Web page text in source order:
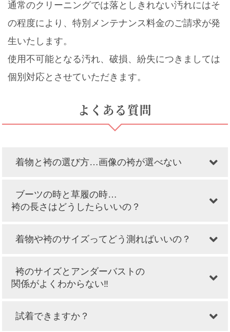
通常のクリーニングでは落としきれない汚れにはそ
の程度により、特別メンテナンス料金のご請求が発
生いたします。
使用不可能となる汚れ、破損、紛失につきましては
個別対応とさせていただきます。
よくある質問
着物と袴の選び方…画像の袴が選べない
ブーツの時と草履の時…
袴の長さはどうしたらいいの？
着物や袴のサイズってどう測ればいいの？
袴のサイズとアンダーバストの
関係がよくわからない‼
試着できますか？